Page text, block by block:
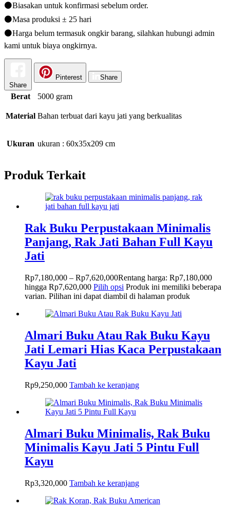
⚫Biasakan untuk konfirmasi sebelum order.
⚫Masa produksi ± 25 hari
⚫Harga belum termasuk ongkir barang, silahkan hubungi admin
kami untuk biaya ongkirnya.
Share
Pinterest Share
Berat 5000 gram
Material Bahan terbuat dari kayu jati yang berkualitas
Ukuran ukuran : 60x35x209 cm
Produk Terkait
Rak Buku Perpustakaan Minimalis
Panjang, Rak Jati Bahan Full Kayu
Jati
Rp7,180,000 – Rp7,620,000Rentang harga: Rp7,180,000
hingga Rp7,620,000 Pilih opsi Produk ini memiliki beberapa
varian. Pilihan ini dapat diambil di halaman produk
Almari Buku Atau Rak Buku Kayu
Jati Lemari Hias Kaca Perpustakaan
Kayu Jati
Rp9,250,000 Tambah ke keranjang
Almari Buku Minimalis, Rak Buku
Minimalis Kayu Jati 5 Pintu Full
Kayu
Rp3,320,000 Tambah ke keranjang